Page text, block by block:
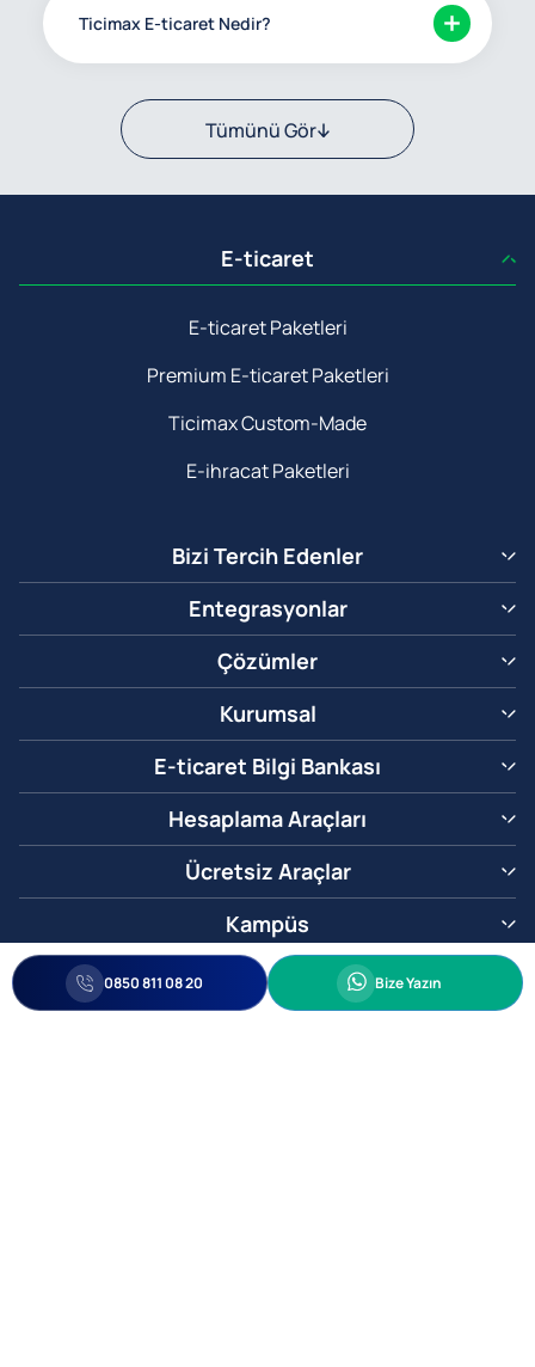
Ticimax E-ticaret Nedir?
Tümünü Gör
E-ticaret
E-ticaret Paketleri
Premium E-ticaret Paketleri
Ticimax Custom-Made
E-ihracat Paketleri
Bizi Tercih Edenler
Entegrasyonlar
Çözümler
Kurumsal
E-ticaret Bilgi Bankası
Hesaplama Araçları
Ücretsiz Araçlar
Kampüs
0850 811 08 20 Whatsapp
Bize Yazın
0850 811 08 20